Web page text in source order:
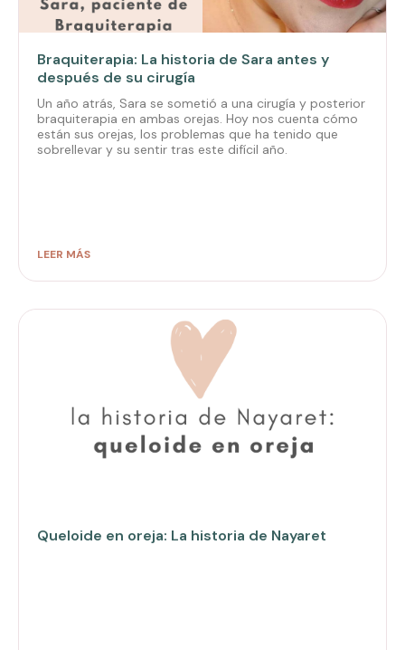
Braquiterapia: La historia de Sara antes y
después de su cirugía
Un año atrás, Sara se sometió a una cirugía y posterior
braquiterapia en ambas orejas. Hoy nos cuenta cómo
están sus orejas, los problemas que ha tenido que
sobrellevar y su sentir tras este difícil año.
LEER MÁS
Queloide en oreja: La historia de Nayaret